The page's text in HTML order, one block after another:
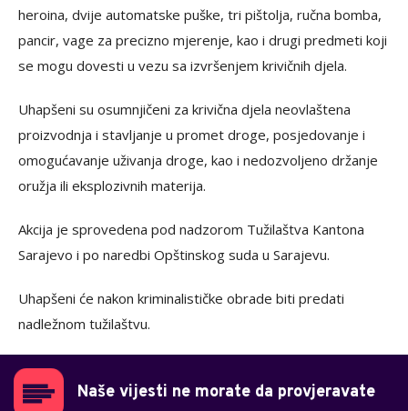
heroina, dvije automatske puške, tri pištolja, ručna bomba,
pancir, vage za precizno mjerenje, kao i drugi predmeti koji
se mogu dovesti u vezu sa izvršenjem krivičnih djela.
Uhapšeni su osumnjičeni za krivična djela neovlaštena
proizvodnja i stavljanje u promet droge, posjedovanje i
omogućavanje uživanja droge, kao i nedozvoljeno držanje
oružja ili eksplozivnih materija.
Akcija je sprovedena pod nadzorom Tužilaštva Kantona
Sarajevo i po naredbi Opštinskog suda u Sarajevu.
Uhapšeni će nakon kriminalističke obrade biti predati
nadležnom tužilaštvu.
Naše vijesti ne morate da provjeravate